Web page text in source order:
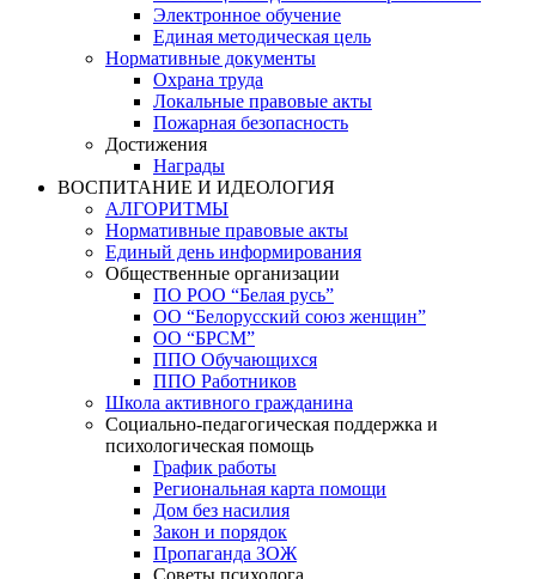
Электронное обучение
Единая методическая цель
Нормативные документы
Охрана труда
Локальные правовые акты
Пожарная безопасность
Достижения
Награды
ВОСПИТАНИЕ И ИДЕОЛОГИЯ
АЛГОРИТМЫ
Нормативные правовые акты
Единый день информирования
Общественные организации
ПО РОО “Белая русь”
ОО “Белорусский союз женщин”
ОО “БРСМ”
ППО Обучающихся
ППО Работников
Школа активного гражданина
Социально-педагогическая поддержка и
психологическая помощь
График работы
Региональная карта помощи
Дом без насилия
Закон и порядок
Пропаганда ЗОЖ
Советы психолога